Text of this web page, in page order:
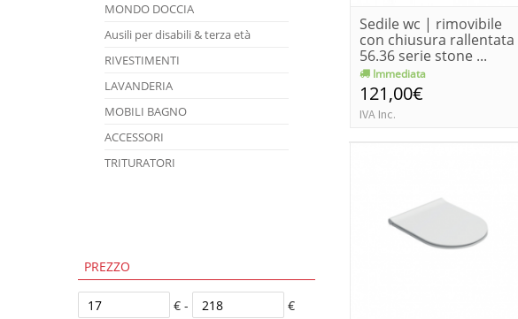
MONDO DOCCIA
Ausili per disabili & terza età
RIVESTIMENTI
LAVANDERIA
MOBILI BAGNO
ACCESSORI
TRITURATORI
PREZZO
€ - €
Sedile wc | rimovibile
con chiusura rallentata
56.36 serie stone ...
Immediata
121,00€
IVA Inc.